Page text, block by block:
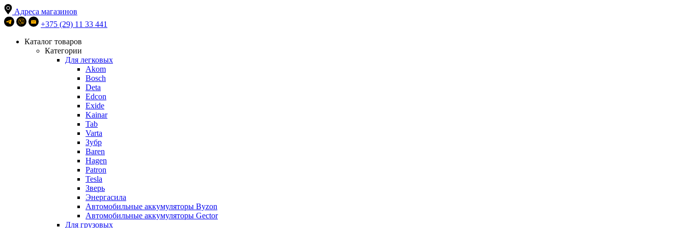
Адреса магазинов
+375 (29) 11 33 441
Каталог товаров
Категории
Для легковых
Akom
Bosch
Deta
Edcon
Exide
Kainar
Tab
Varta
Зубр
Baren
Hagen
Patron
Tesla
Зверь
Энергасила
Автомобильные аккумуляторы Byzon
Автомобильные аккумуляторы Gector
Для грузовых